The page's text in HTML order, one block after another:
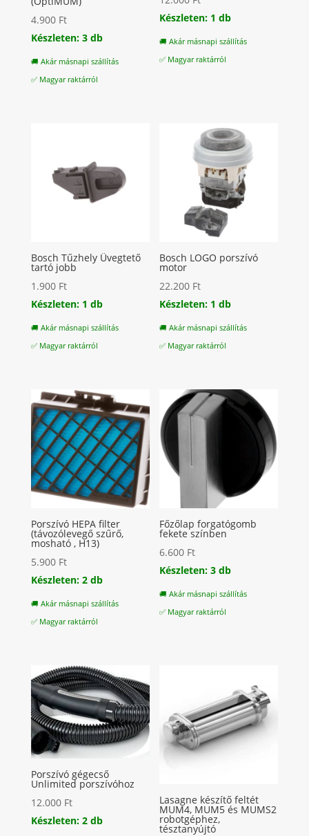
4.900 Ft
Készleten: 3 db
🚚 Akár másnapi szállítás
✅ Magyar raktárról
Készleten: 1 db
🚚 Akár másnapi szállítás
✅ Magyar raktárról
Bosch Tűzhely Üvegtető
tartó jobb
1.900 Ft
Készleten: 1 db
🚚 Akár másnapi szállítás
✅ Magyar raktárról
Bosch LOGO porszívó
motor
22.200 Ft
Készleten: 1 db
🚚 Akár másnapi szállítás
✅ Magyar raktárról
Porszívó HEPA filter
(távozólevegő szűrő,
mosható , H13)
5.900 Ft
Készleten: 2 db
🚚 Akár másnapi szállítás
✅ Magyar raktárról
Főzőlap forgatógomb
fekete színben
6.600 Ft
Készleten: 3 db
🚚 Akár másnapi szállítás
✅ Magyar raktárról
Porszívó gégecső
Unlimited porszívóhoz
12.000 Ft
Készleten: 2 db
Lasagne készítő feltét
MUM4, MUM5 és MUMS2
robotgéphez,
tésztanyújtó